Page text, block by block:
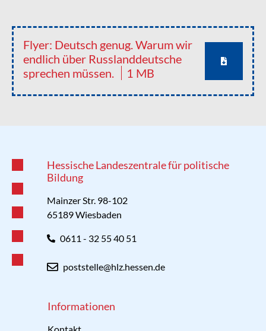
Flyer: Deutsch genug. Warum wir
endlich über Russlanddeutsche
sprechen müssen.
1 MB
Hessische Landeszentrale für politische
Bildung
Mainzer Str. 98-102
65189 Wiesbaden
0611 - 32 55 40 51
poststelle@hlz.hessen.de
Informationen